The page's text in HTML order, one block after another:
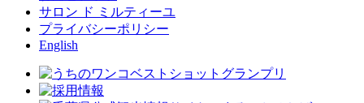
サロン ド ミルティーユ
プライバシーポリシー
English